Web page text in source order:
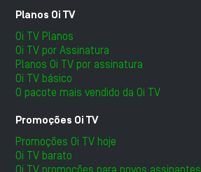
Planos Oi TV
Oi TV Planos
Oi TV por Assinatura
Planos Oi TV por assinatura
Oi TV básico
O pacote mais vendido da Oi TV
Promoções Oi TV
Promoções Oi TV hoje
Oi TV barato